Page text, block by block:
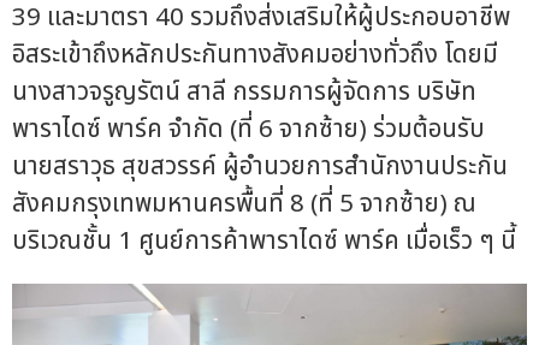
39 และมาตรา 40 รวมถึงส่งเสริมให้ผู้ประกอบอาชีพ
อิสระเข้าถึงหลักประกันทางสังคมอย่างทั่วถึง โดยมี
นางสาวจรูญรัตน์ สาลี กรรมการผู้จัดการ บริษัท
พาราไดซ์ พาร์ค จำกัด (ที่ 6 จากซ้าย) ร่วมต้อนรับ
นายสราวุธ สุขสวรรค์ ผู้อำนวยการสำนักงานประกัน
สังคมกรุงเทพมหานครพื้นที่ 8 (ที่ 5 จากซ้าย) ณ
บริเวณชั้น 1 ศูนย์การค้าพาราไดซ์ พาร์ค เมื่อเร็ว ๆ นี้